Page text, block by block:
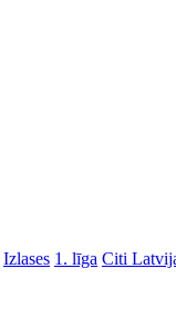
Izlases 1. līga Citi